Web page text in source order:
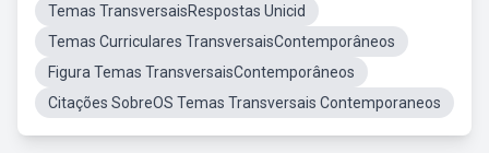
Temas TransversaisRespostas Unicid
Temas Curriculares TransversaisContemporâneos
Figura Temas TransversaisContemporâneos
Citações SobreOS Temas Transversais Contemporaneos